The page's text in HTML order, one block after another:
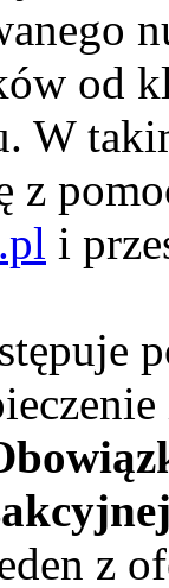
od
W
z
i
z